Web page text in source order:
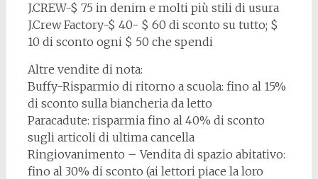
J.CREW-$ 75 in denim e molti più stili di usura
J.Crew Factory-$ 40- $ 60 di sconto su tutto; $
10 di sconto ogni $ 50 che spendi
Altre vendite di nota:
Buffy-Risparmio di ritorno a scuola: fino al 15%
di sconto sulla biancheria da letto
Paracadute: risparmia fino al 40% di sconto
sugli articoli di ultima cancella
Ringiovanimento – Vendita di spazio abitativo:
fino al 30% di sconto (ai lettori piace la loro